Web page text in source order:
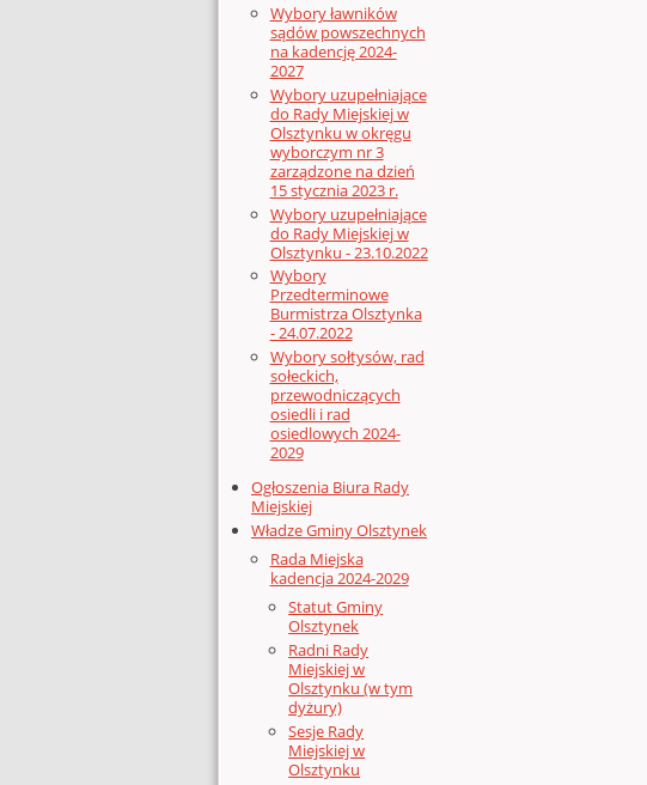
Wybory ławników
sądów powszechnych
na kadencję 2024-
2027
Wybory uzupełniające
do Rady Miejskiej w
Olsztynku w okręgu
wyborczym nr 3
zarządzone na dzień
15 stycznia 2023 r.
Wybory uzupełniające
do Rady Miejskiej w
Olsztynku - 23.10.2022
Wybory
Przedterminowe
Burmistrza Olsztynka
- 24.07.2022
Wybory sołtysów, rad
sołeckich,
przewodniczących
osiedli i rad
osiedlowych 2024-
2029
Ogłoszenia Biura Rady
Miejskiej
Władze Gminy Olsztynek
Rada Miejska
kadencja 2024-2029
Statut Gminy
Olsztynek
Radni Rady
Miejskiej w
Olsztynku (w tym
dyżury)
Sesje Rady
Miejskiej w
Olsztynku